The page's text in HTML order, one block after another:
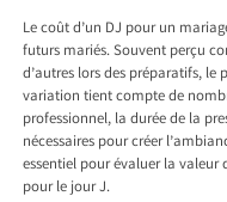
Le coût d’un DJ pour un
futurs mariés. Souvent perçu
d’autres lors des préparatifs, le
variation tient compte de
professionnel, la durée de la
nécessaires pour créer
essentiel pour évaluer la
pour le jour J.